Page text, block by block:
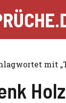
mit
Holz